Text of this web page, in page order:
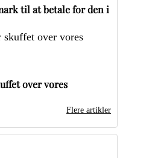
til at betale for den i
over vores
Flere artikler